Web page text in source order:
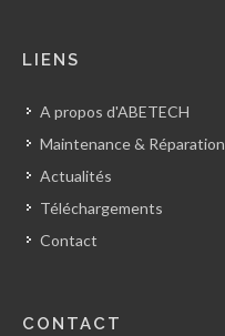
LIENS
A propos d'ABETECH
Maintenance & Réparation
Actualités
Téléchargements
Contact
CONTACT